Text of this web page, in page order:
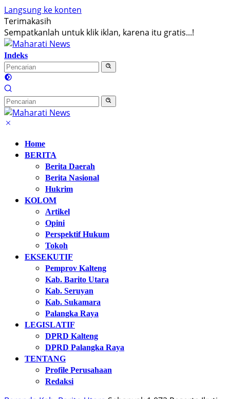
Langsung ke konten
Terimakasih
Sempatkanlah untuk klik iklan, karena itu gratis...!
Indeks
Home
BERITA
Berita Daerah
Berita Nasional
Hukrim
KOLOM
Artikel
Opini
Perspektif Hukum
Tokoh
EKSEKUTIF
Pemprov Kalteng
Kab. Barito Utara
Kab. Seruyan
Kab. Sukamara
Palangka Raya
LEGISLATIF
DPRD Kalteng
DPRD Palangka Raya
TENTANG
Profile Perusahaan
Redaksi